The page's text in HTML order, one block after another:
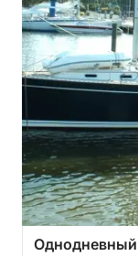
Однодневный